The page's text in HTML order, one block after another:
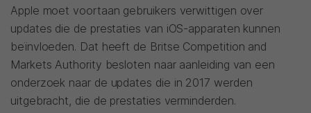
Apple moet voortaan gebruikers verwittigen over
updates die de prestaties van iOS-apparaten kunnen
beïnvloeden. Dat heeft de Britse Competition and
Markets Authority besloten naar aanleiding van een
onderzoek naar de updates die in 2017 werden
uitgebracht, die de prestaties verminderden.